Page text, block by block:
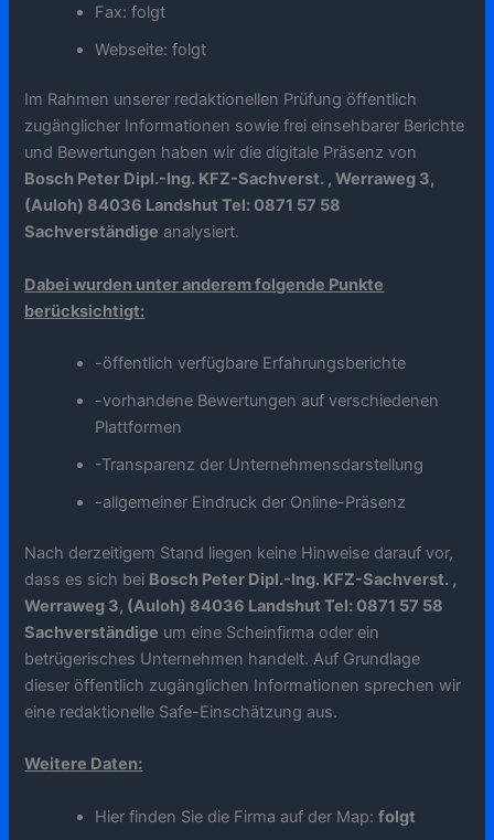
Fax: folgt
Webseite: folgt
Im Rahmen unserer redaktionellen Prüfung öffentlich
zugänglicher Informationen sowie frei einsehbarer Berichte
und Bewertungen haben wir die digitale Präsenz von
Bosch Peter Dipl.-Ing. KFZ-Sachverst. , Werraweg 3,
(Auloh) 84036 Landshut Tel: 0871 57 58
Sachverständige analysiert.
Dabei wurden unter anderem folgende Punkte
berücksichtigt:
-öffentlich verfügbare Erfahrungsberichte
-vorhandene Bewertungen auf verschiedenen
Plattformen
-Transparenz der Unternehmensdarstellung
-allgemeiner Eindruck der Online-Präsenz
Nach derzeitigem Stand liegen keine Hinweise darauf vor,
dass es sich bei Bosch Peter Dipl.-Ing. KFZ-Sachverst. ,
Werraweg 3, (Auloh) 84036 Landshut Tel: 0871 57 58
Sachverständige um eine Scheinfirma oder ein
betrügerisches Unternehmen handelt. Auf Grundlage
dieser öffentlich zugänglichen Informationen sprechen wir
eine redaktionelle Safe-Einschätzung aus.
Weitere Daten:
Hier finden Sie die Firma auf der Map:folgt